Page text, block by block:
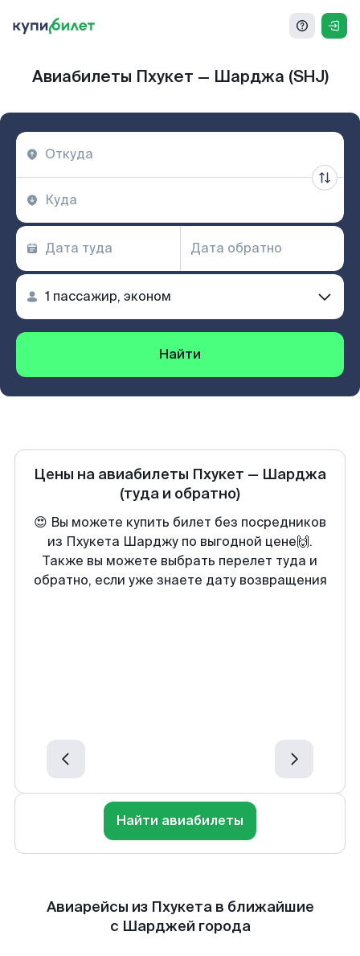
Авиабилеты Пхукет — Шарджа (SHJ)
Найти
Цены на авиабилеты Пхукет — Шарджа
(туда и обратно)
😍 Вы можете купить билет без посредников
из Пхукета Шарджу по выгодной цене🙌.
Также вы можете выбрать перелет туда и
обратно, если уже знаете дату возвращения
Найти авиабилеты
Авиарейсы из Пхукета в ближайшие
с Шарджей города